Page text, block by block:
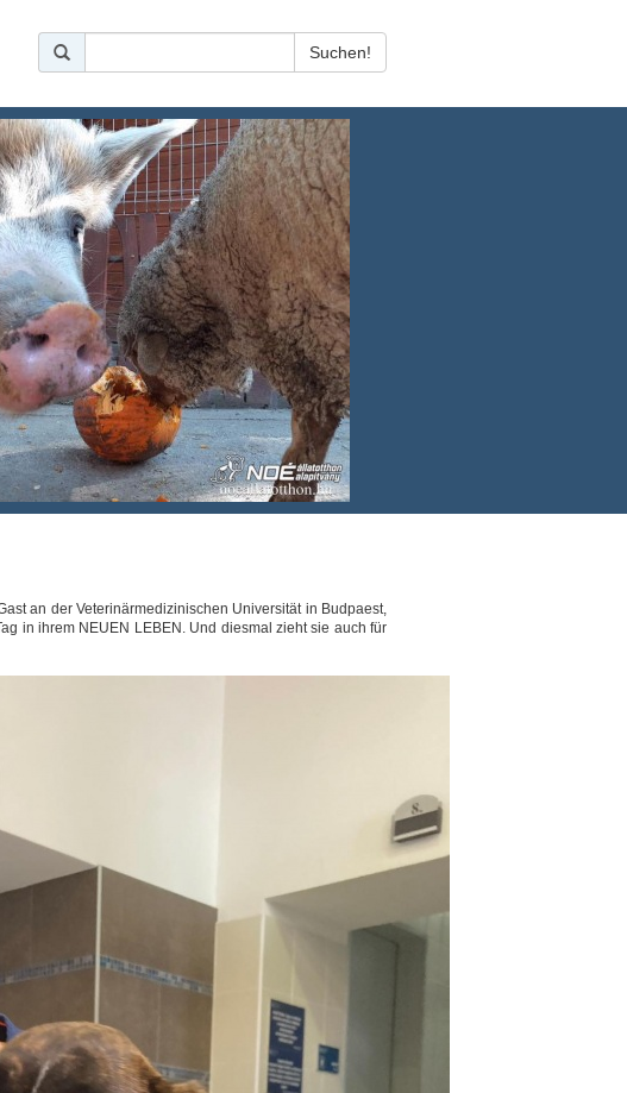
an der Veterinärmedizinischen Universität in Budpaest,
in ihrem NEUEN LEBEN. Und diesmal zieht sie auch für